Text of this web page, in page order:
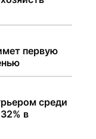
первую
среди
в